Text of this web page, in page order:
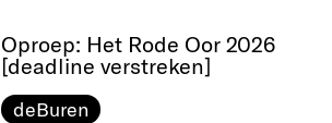
Oproep: Het Rode Oor 2026
[deadline verstreken]
deBuren